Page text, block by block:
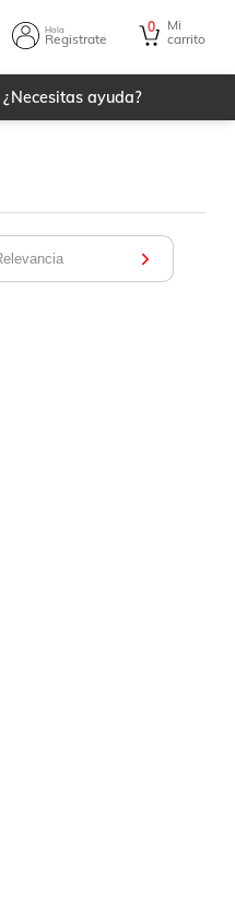
Hola
Registrate
0
Mi
carrito
¿Necesitas ayuda?